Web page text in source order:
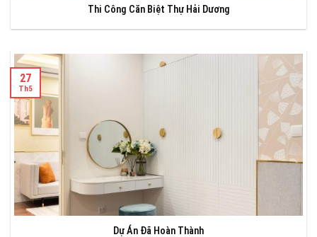
Thi Công Căn Biệt Thự Hải Dương
Dự Án Đã Hoàn Thành
27
Th5